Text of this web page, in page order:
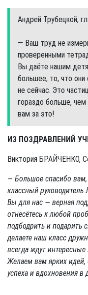
Андрей Трубецкой,
— Ваш труд не
проверенными
Вы даёте нашим
большее, то, что они
не сейчас. Это
гораздо больше, чем
вам за это!
ИЗ ПОЗДРАВЛЕНИЙ
Виктория БРАЙЧЕНКО,
— Большое спасибо
классный
Вы для нас — верная
отнесётесь к любой
подбодрить и подарить
делаете наш класс
всегда ждут интересные
Желаем вам ярких идей,
успеха и вдохновения в